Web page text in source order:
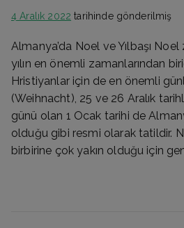
4 Aralık 2022 tarihinde gönderilmiş
Almanya’da Noel ve Yılbaşı Noel
yılın en önemli zamanlarından
Hristiyanlar için de en önemli
(Weihnacht), 25 ve 26 Aralık
günü olan 1 Ocak tarihi de
olduğu gibi resmi olarak tatildir.
birbirine çok yakın olduğu için